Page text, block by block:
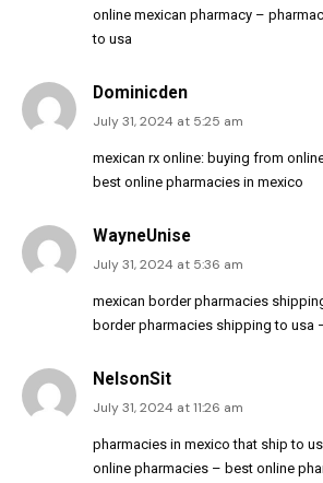
online mexican pharmacy –
to usa
Dominicden
July 31, 2024 at 5:25 am
mexican rx online: buying from
best online pharmacies in mexico
WayneUnise
July 31, 2024 at 5:36 am
mexican border pharmacies
border pharmacies shipping to usa
NelsonSit
July 31, 2024 at 11:26 am
pharmacies in mexico that ship to
online pharmacies – best online